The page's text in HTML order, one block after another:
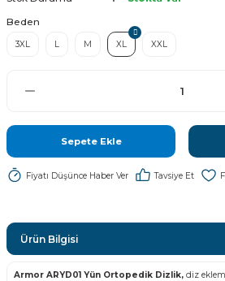
Beden
3XL L M XL XXL
Sepete Ekle
Fiyatı Düşünce Haber Ver Tavsiye Et
Ürün Bilgisi
Armor ARYD01 Yün Ortopedik Dizlik, diz